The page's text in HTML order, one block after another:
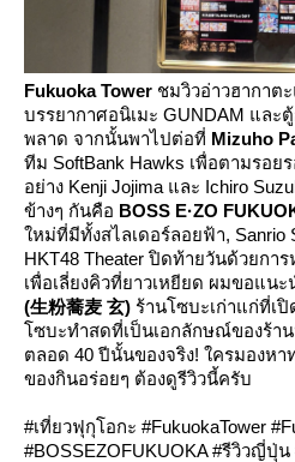
Fukuoka Tower ชมวิวอ่าวฮากาต
บรรยากาศอนิเมะ GUNDAM แล
พลาด จากนั้นพาไปต่อที่ Mizuho
ทีม SoftBank Hawks เพื่อตามรอ
อย่าง Kenji Jojima และ Ichiro
ข้างๆ กันคือ BOSS E·ZO
หม่ที่มีทั้งสไลเดอร์ลอยฟ้า, Sanrio
HKT48 Theater ปิดท้ายวันด้วยกา
เพื่อเลี่ยงคิวที่ยาวเหยียด ผมขอแนะ
(生粉蕎麦 玄) ร้านโซบะเก่าแก่ที่เ
ซบะทำสดที่เป็นเอกลักษณ์ของร้าน
ตลอด 40 ปีนั้นของจริง! ใครมองห
ของกินอร่อยๆ ต้องดูรีวิวนี้ครับ
#เที่ยวฟุกุโอกะ #FukuokaTower
#BOSSEZOFUKUOKA #รีวิวญี่ปุ่